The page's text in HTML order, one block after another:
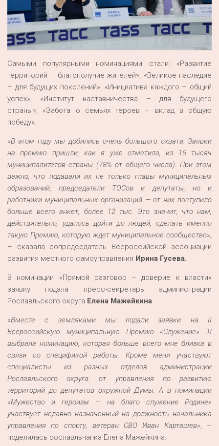
Самыми популярными номинациями стали: «Развитие
территорий – благополучие жителей», «Великое наследие
– для будущих поколений», «Инициатива каждого – общий
успех», «Институт наставничества – для будущего
страны», «Забота о семьях героев – вклад в общую
победу».
«В этом году мы добились очень большого охвата. Заявки
на премию пришли, как я уже отметила, из 15 тысяч
муниципалитетов страны (78% от общего числа). При этом
важно, что подавали их не только главы муниципальных
образований, председатели ТОСов и депутаты, но и
работники муниципальных организаций — от них поступило
больше всего анкет, более 12 тыс. Это значит, что нам,
действительно, удалось дойти до людей, сделать именно
такую Премию, которую ждет муниципальное сообщество»,
– сказала сопредседатель Всероссийской ассоциации
развития местного самоуправления Ирина Гусева.
В номинации «Прямой разговор – доверие к власти»
заявку подала пресс-секретарь администрации
Рославльского округа Елена Мажейкина.
«Вместе с земляками мы подали заявки на II
Всероссийскую муниципальную Премию «Служение». Я
выбрала номинацию, которая больше всего мне близка в
связи со спецификой работы. Кроме меня участвуют
специалисты из разных отделов администрации
Рославльского округа: от управления по развитию
территорий до депутатов окружной Думы. А в номинации
«Мужество и героизм – на благо служение Родине»
участвует недавно назначенный на должность начальника
управления по спорту, ветеран СВО Иван Карташев», –
поделилась рославльчанка Елена Мажейкина.